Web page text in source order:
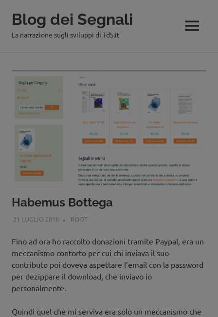
contenuto
Blog dei Segnali
La narrazione sugli sviluppi di TdS.it MENU
Habemus Bottega
21 LUGLIO 2018 ROOTCOUNTDOWN
Fino ad ora ho raccolto donazioni tramite Paypal, era un
meccanismo contorto per cui chi inviava il suo
contributo poi doveva aspettare l’email con la password
per dezippare il download, che inviavo io
personalmente.
Quindi quel che mi serviva era solo un meccanismo che